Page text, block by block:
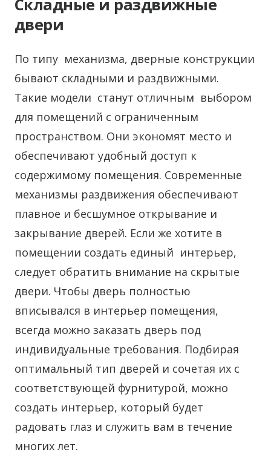
Складные и раздвижные
двери
По типу механизма, дверные конструкции
бывают складными и раздвижными.
Такие модели станут отличным выбором
для помещений с ограниченным
пространством. Они экономят место и
обеспечивают удобный доступ к
содержимому помещения. Современные
механизмы раздвижения обеспечивают
плавное и бесшумное открывание и
закрывание дверей. Если же хотите в
помещении создать единый интерьер,
следует обратить внимание на скрытые
двери. Чтобы дверь полностью
вписывался в интерьер помещения,
всегда можно заказать дверь под
индивидуальные требования. Подбирая
оптимальный тип дверей и сочетая их с
соответствующей фурнитурой, можно
создать интерьер, который будет
радовать глаз и служить вам в течение
многих лет.